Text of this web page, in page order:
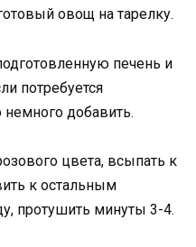
овощ на тарелку.
печень и
потребуется
добавить.
цвета, всыпать к
к остальным
протушить минуты 3-4.